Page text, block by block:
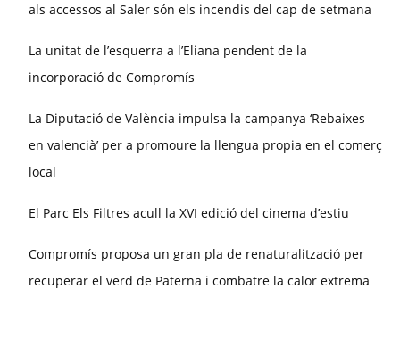
als accessos al Saler són els incendis del cap de setmana
La unitat de l’esquerra a l’Eliana pendent de la
incorporació de Compromís
La Diputació de València impulsa la campanya ‘Rebaixes
en valencià’ per a promoure la llengua propia en el comerç
local
El Parc Els Filtres acull la XVI edició del cinema d’estiu
Compromís proposa un gran pla de renaturalització per
recuperar el verd de Paterna i combatre la calor extrema